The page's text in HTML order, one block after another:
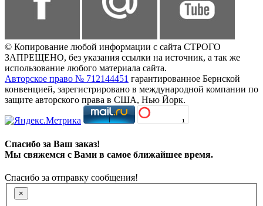
© Копирование любой информации с сайта СТРОГО
ЗАПРЕЩЕНО, без указания ссылки на источник, а так же
использование любого материала сайта.
Авторское право № 712144451 гарантированное Бернской
конвенцией, зарегистрировано в международной компании по
защите авторского права в США, Нью Йорк.
Спасибо за Ваш заказ!
Мы свяжемся с Вами в самое ближайшее время.
Спасибо за отправку сообщения!
×